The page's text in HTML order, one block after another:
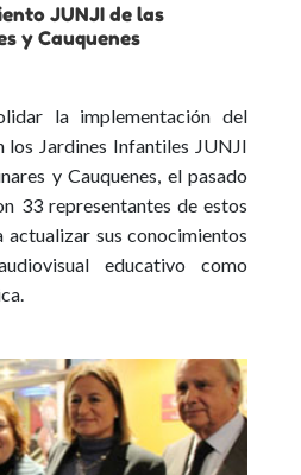
JUNJI de las
y Cauquenes
la implementación del
los Jardines Infantiles JUNJI
y Cauquenes, el pasado
33 representantes de estos
actualizar sus conocimientos
educativo como